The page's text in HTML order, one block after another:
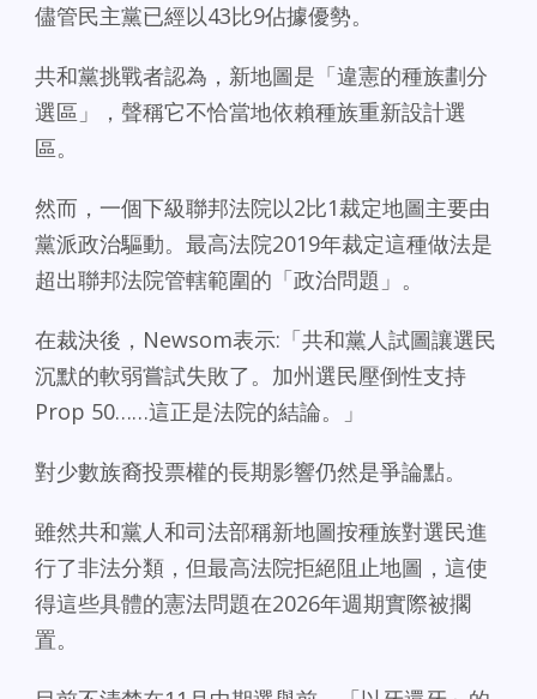
儘管民主黨已經以43比9佔據優勢。
共和黨挑戰者認為，新地圖是「違憲的種族劃分
選區」，聲稱它不恰當地依賴種族重新設計選
區。
然而，一個下級聯邦法院以2比1裁定地圖主要由
黨派政治驅動。最高法院2019年裁定這種做法是
超出聯邦法院管轄範圍的「政治問題」。
在裁決後，Newsom表示:「共和黨人試圖讓選民
沉默的軟弱嘗試失敗了。加州選民壓倒性支持
Prop 50……這正是法院的結論。」
對少數族裔投票權的長期影響仍然是爭論點。
雖然共和黨人和司法部稱新地圖按種族對選民進
行了非法分類，但最高法院拒絕阻止地圖，這使
得這些具體的憲法問題在2026年週期實際被擱
置。